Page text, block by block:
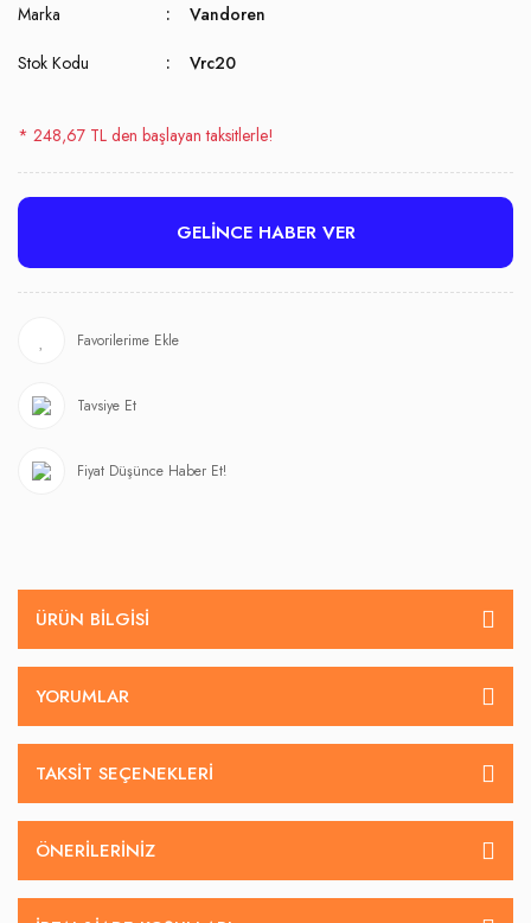
Marka Vandoren
Stok Kodu Vrc20
* 248,67 TL den başlayan taksitlerle!
GELİNCE HABER VER
Tavsiye Et
Fiyat Düşünce Haber Et!
ÜRÜN BILGISI
YORUMLAR
TAKSIT SEÇENEKLERI
ÖNERILERINIZ